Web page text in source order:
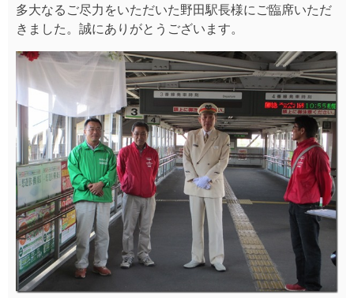
※近日映像でも配信する予定です。
岩見沢駅の改札を抜け、1番ホームと3番ホームの中間付
近左手にありますので、是非見てみてくださいね♪
お昼には限定15個販売の『石炭貨車駅まる弁当』が大人
気♪
今回は中身がグレードアップ♪